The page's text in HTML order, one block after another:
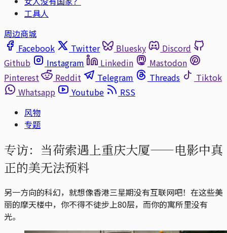
工具人
周边商城
Facebook
Twitter Bluesky
Discord
Github
Instagram Linkedin
Mastodon
Pinterest
Reddit Telegram Threads
Tiktok
Whatsapp
Youtube
RSS
风物
专题
专访：当荷索遇上重庆大厦——电影中真
正的美无法预料
另一方向的科幻，就想像香港三星期没有互联网吧！在这些美
丽的摩天楼中，你不得不徒步上80层，而你的寓所里没有
光。